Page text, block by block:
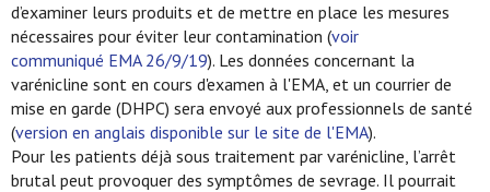
d’examiner leurs produits et de mettre en place les mesures
nécessaires pour éviter leur contamination (voir
communiqué EMA 26/9/19). Les données concernant la
varénicline sont en cours d'examen à l'EMA, et un courrier de
mise en garde (DHPC) sera envoyé aux professionnels de santé
(version en anglais disponible sur le site de l'EMA).
Pour les patients déjà sous traitement par varénicline, l’arrêt
brutal peut provoquer des symptômes de sevrage. Il pourrait